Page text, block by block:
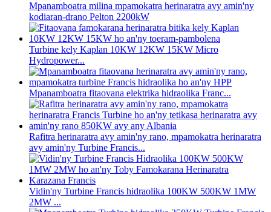
Mpanamboatra milina mpamokatra herinaratra avy amin'ny
kodiaran-drano Pelton 2200kW
Turbine kely Kaplan 10KW 12KW 15KW Micro
Hydropower...
Mpanamboatra fitaovana elektrika hidraolika Franc...
Rafitra herinaratra avy amin'ny rano, mpamokatra herinaratra
avy amin'ny Turbine Francis...
Vidin'ny Turbine Francis hidraolika 100KW 500KW 1MW
2MW ...